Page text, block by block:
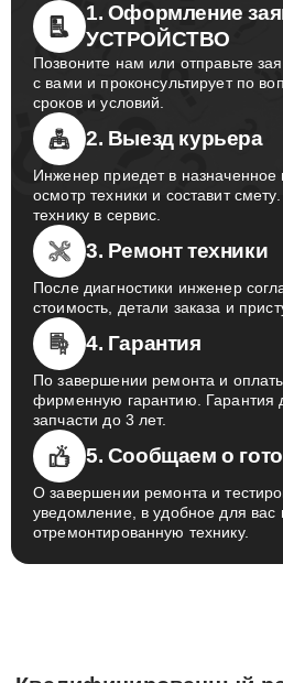
1. Оформление
УСТРОЙСТВО
Позвоните нам или отправьте
с вами и проконсультирует по
сроков и условий.
2. Выезд курьера
Инженер приедет в назначенное
осмотр техники и составит
технику в сервис.
3. Ремонт техники
После диагностики инженер
стоимость, детали заказа и
4. Гарантия
По завершении ремонта и
фирменную гарантию. Гарантия
запчасти до 3 лет.
5. Сообщаем о
О завершении ремонта и
уведомление, в удобное для вас
отремонтированную технику.